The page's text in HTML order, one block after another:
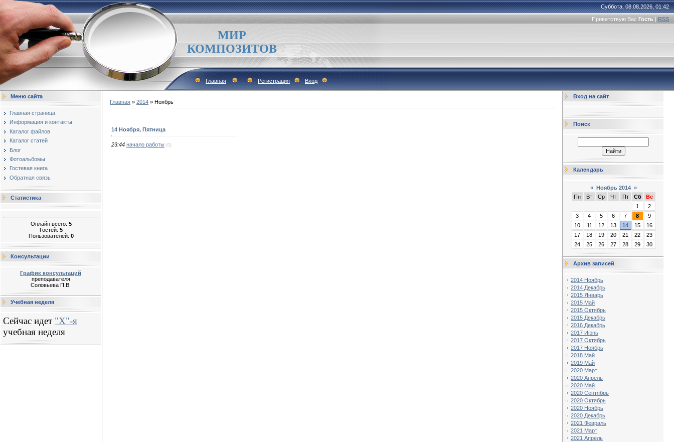
МИР
КОМПОЗИТОВ
Суббота, 08.08.2026, 01:42
Приветствую Вас Гость | RSS
Главная Регистрация Вход
Меню сайта
Главная страница
Информация и контакты
Каталог файлов
Каталог статей
Блог
Фотоальбомы
Гостевая книга
Обратная связь
Статистика
Онлайн всего: 5
Гостей: 5
Пользователей: 0
Консультации
График консультаций
преподавателя
Соловьева П.В.
Учебная неделя
Сейчас идет "X"-я
учебная неделя
Главная » 2014 » Ноябрь
14 Ноября, Пятница
23:44 начало работы (0)
Вход на сайт
Поиск
Календарь
« Ноябрь 2014 »
Пн
Вт Ср Чт Пт Сб
Вс
1
2
3
4 5 6 7 8
9
10
11 12 13 14 15
16
17
18 19 20 21 22
23
24
25 26 27 28 29 30
Архив записей
2014 Ноябрь
2014 Декабрь
2015 Январь
2015 Май
2015 Октябрь
2015 Декабрь
2016 Декабрь
2017 Июнь
2017 Октябрь
2017 Ноябрь
2018 Май
2019 Май
2020 Март
2020 Апрель
2020 Май
2020 Сентябрь
2020 Октябрь
2020 Ноябрь
2020 Декабрь
2021 Февраль
2021 Март
2021 Апрель